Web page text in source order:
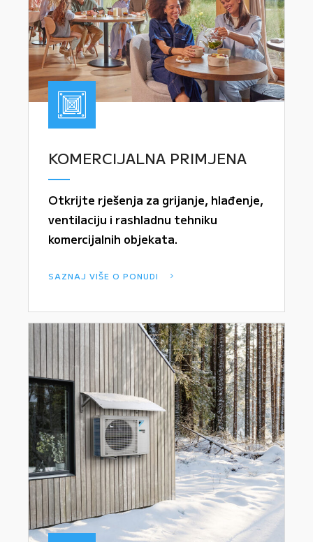
KOMERCIJALNA PRIMJENA
Otkrijte rješenja za grijanje, hlađenje,
ventilaciju i rashladnu tehniku
komercijalnih objekata.
SAZNAJ VIŠE O PONUDI